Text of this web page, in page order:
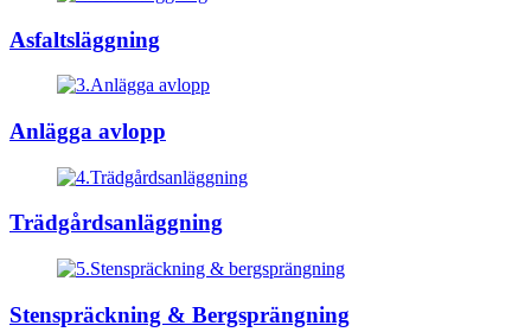
Asfaltsläggning
Anlägga avlopp
Trädgårdsanläggning
Stenspräckning & Bergsprängning